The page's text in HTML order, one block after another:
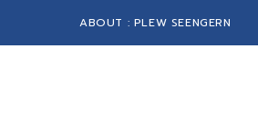
ABOUT : PLEW SEENGERN